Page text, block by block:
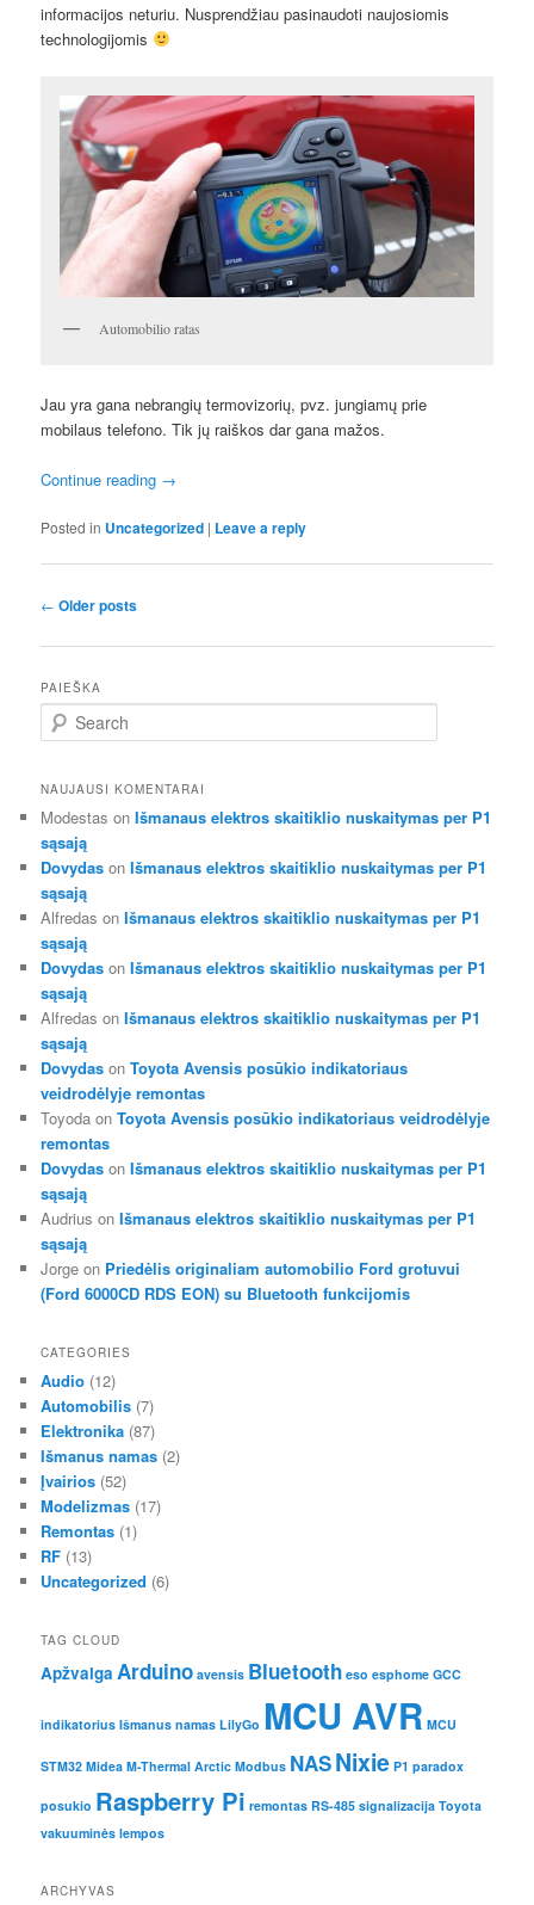
informacijos neturiu. Nusprendžiau pasinaudoti naujosiomis
technologijomis
Automobilio ratas
Jau yra gana nebrangių termovizorių, pvz. jungiamų prie
mobilaus telefono. Tik jų raiškos dar gana mažos.
Continue reading →
Posted in Uncategorized | Leave a reply
Post
← Older posts
PAIEŠKA
e
r
h
NAUJAUSI KOMENTARAI
Modestas onIšmanaus elektros skaitiklio nuskaitymas per P1
sąsają
Dovydas onIšmanaus elektros skaitiklio nuskaitymas per P1
sąsają
Alfredas onIšmanaus elektros skaitiklio nuskaitymas per P1
sąsają
Dovydas onIšmanaus elektros skaitiklio nuskaitymas per P1
sąsają
Alfredas onIšmanaus elektros skaitiklio nuskaitymas per P1
sąsają
Dovydas onToyota Avensis posūkio indikatoriaus
veidrodėlyje remontas
Toyoda onToyota Avensis posūkio indikatoriaus veidrodėlyje
remontas
Dovydas onIšmanaus elektros skaitiklio nuskaitymas per P1
sąsają
Audrius onIšmanaus elektros skaitiklio nuskaitymas per P1
sąsają
Jorge on Priedėlis originaliam automobilio Ford grotuvui
(Ford 6000CD RDS EON) su Bluetooth funkcijomis
CATEGORIES
Audio (12)
Automobilis (7)
Elektronika (87)
Išmanus namas (2)
Įvairios (52)
Modelizmas (17)
Remontas (1)
RF (13)
Uncategorized (6)
TAG CLOUD
Apžvalga Arduino avensis Bluetooth eso esphome GCC
indikatorius Išmanus namas LilyGo MCU AVR MCU
STM32 Midea M-Thermal Arctic Modbus NASNixie P1 paradox
posukio Raspberry Pi remontas RS-485 signalizacija Toyota
vakuuminės lempos
ARCHYVAS